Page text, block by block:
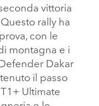
vittoria
rally ha
con le
montagna e i
Dakar
il passo
Ultimate